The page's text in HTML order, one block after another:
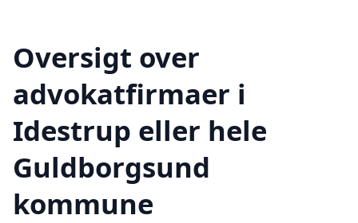
Oversigt over
advokatfirmaer i
Idestrup eller hele
Guldborgsund
kommune